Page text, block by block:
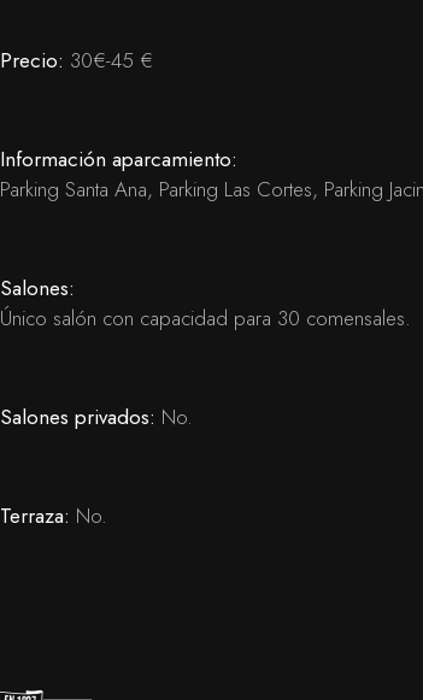
Precio: 30€-45 €
Información aparcamiento:
Parking Santa Ana, Parking Las Cortes, Parking
Salones:
Único salón con capacidad para 30 comensales.
Salones privados: No.
Terraza: No.